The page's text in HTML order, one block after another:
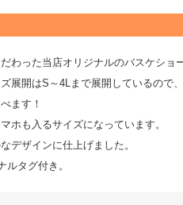
わった当店オリジナルのバスケショー
展開はS～4Lまで展開しているので
ます！
ホも入るサイズになっています。
デザインに仕上げました。
タグ付き。